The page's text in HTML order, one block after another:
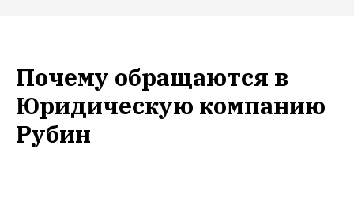
Почему обращаются в
Юридическую компанию
Рубин